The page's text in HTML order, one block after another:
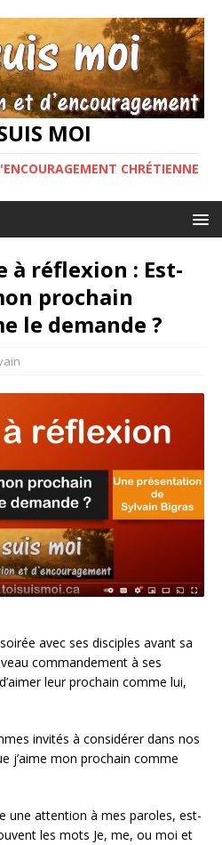
MOI
CHRÉTIENNE
à réflexion : Est-
prochain
le demande ?
avec ses disciples avant sa
commandement à ses
leur prochain comme lui,
invités à considérer dans nos
j’aime mon prochain comme
une attention à mes paroles, est-
les mots Je, me, ou moi et